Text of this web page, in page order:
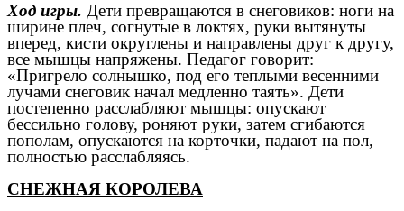
Ход игры. Дети превращаются в снеговиков: ноги на
ширине плеч, согнутые в локтях, руки вытянуты
вперед, кисти округлены и направлены друг к другу,
все мышцы напряжены. Педагог говорит:
«Пригрело солнышко, под его теплыми весенними
лучами снеговик начал медленно таять». Дети
постепенно расслабляют мышцы: опускают
бессильно голову, роняют руки, затем сгибаются
пополам, опускаются на корточки, падают на пол,
полностью расслабляясь.
СНЕЖНАЯ КОРОЛЕВА